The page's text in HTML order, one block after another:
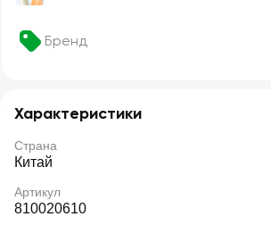
Бренд
Характеристики
Страна
Китай
Артикул
810020610